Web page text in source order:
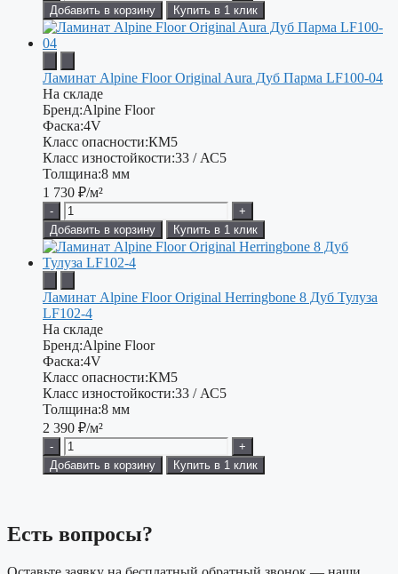
Добавить в корзину
Купить в 1 клик
Ламинат Alpine Floor Original Aura Дуб Парма LF100-04
На складе
Бренд:Alpine Floor
Фаска:4V
Класс опасности:КМ5
Класс изностойкости:33 / АС5
Толщина:8 мм
1 730 ₽/м²
-
+
Добавить в корзину
Купить в 1 клик
Ламинат Alpine Floor Original Herringbone 8 Дуб Тулуза
LF102-4
На складе
Бренд:Alpine Floor
Фаска:4V
Класс опасности:КМ5
Класс изностойкости:33 / АС5
Толщина:8 мм
2 390 ₽/м²
-
+
Добавить в корзину
Купить в 1 клик
Есть вопросы?